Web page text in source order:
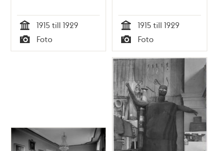
Tid
1915 till 1929
Typ
Foto Tid
1915 till 1929
Typ
Foto